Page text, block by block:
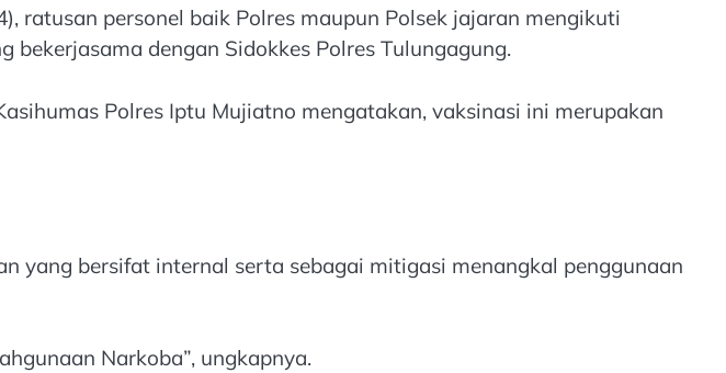
ratusan personel baik Polres maupun Polsek jajaran mengikuti
dengan Sidokkes Polres Tulungagung.
Polres Iptu Mujiatno mengatakan, vaksinasi ini merupakan
yang bersifat internal serta sebagai mitigasi menangkal penggunaan
Narkoba”, ungkapnya.